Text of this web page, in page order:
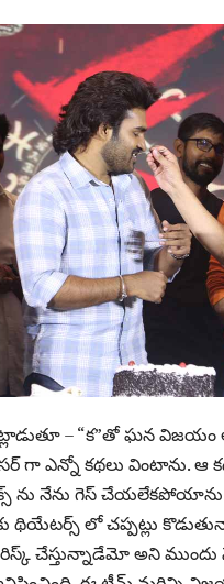
– “క”తో ఘన విజయం
గా ఎన్నో కథలు వింటాను. ఆ
ను నేను గెస్
కు థియేటర్స్ లో చప్పట్లు
రిస్క్ చేస్తున్నాడేమో అని